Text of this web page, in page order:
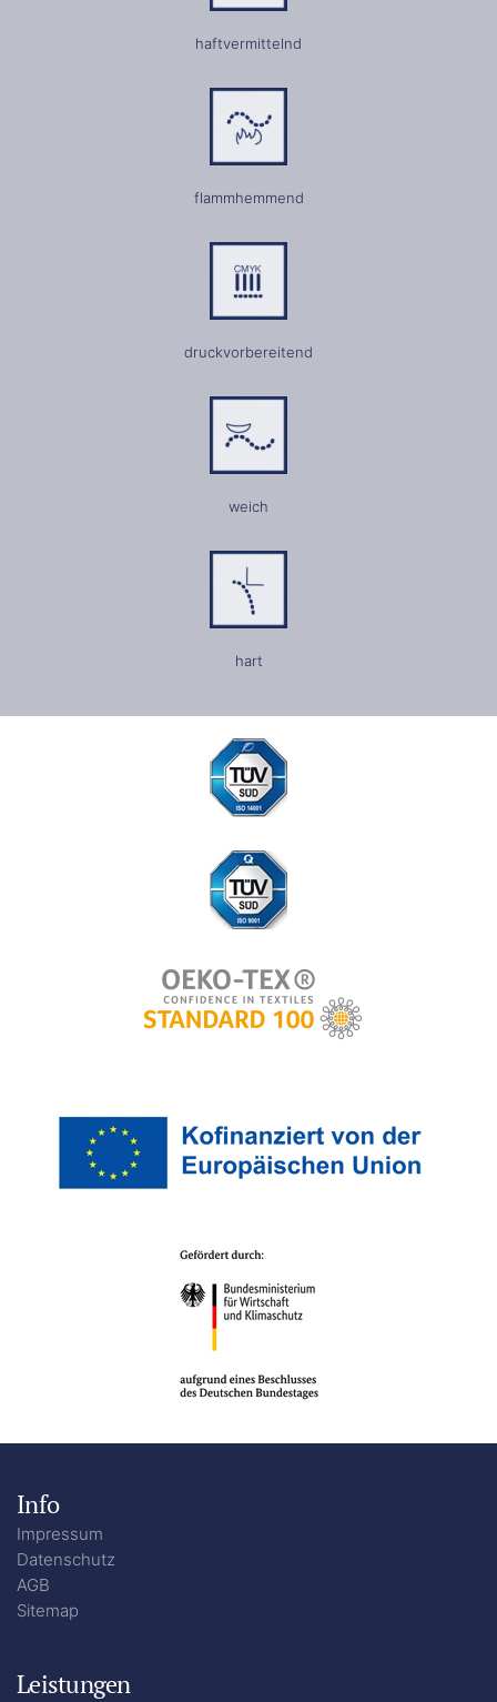
haftvermittelnd
flammhemmend
druckvorbereitend
weich
hart
Info
Impressum
Datenschutz
AGB
Sitemap
Leistungen